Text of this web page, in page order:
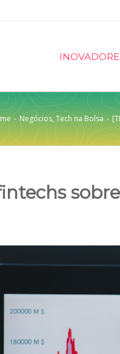
- Negócios,Tech na Bolsa -